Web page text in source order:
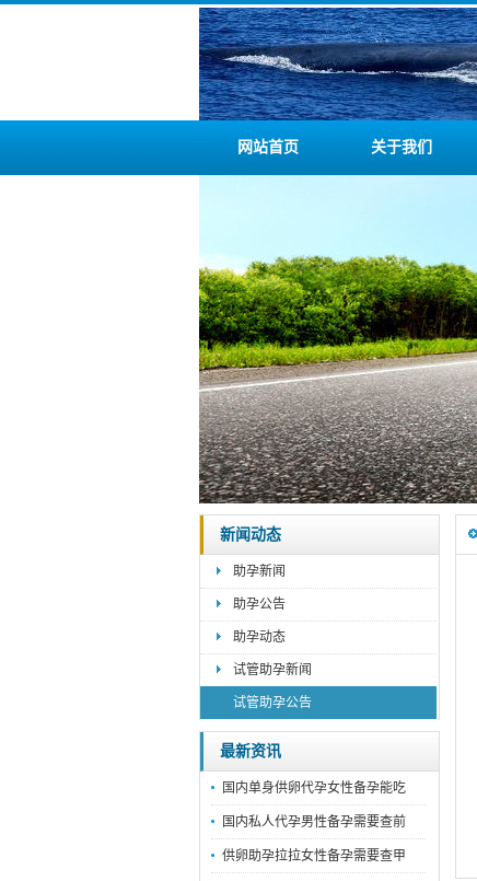
网站首页 关于我们
新闻动态
助孕新闻
助孕公告
助孕动态
试管助孕新闻
试管助孕公告
最新资讯
国内单身供卵代孕女性备孕能吃
国内私人代孕男性备孕需要查前
供卵助孕拉拉女性备孕需要查甲